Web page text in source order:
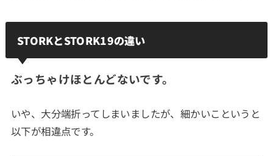
STORKとSTORK19の違い
ぶっちゃけほとんどないです。
いや、大分端折ってしまいましたが、細かいこというと
以下が相違点です。